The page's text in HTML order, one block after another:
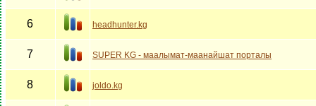
6 headhunter.kg
7 SUPER KG - маалымат-маанайшат порталы
8 joldo.kg